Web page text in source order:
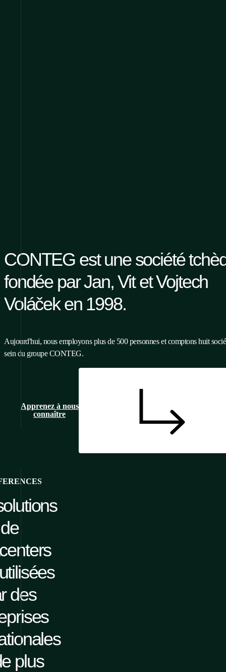
CONTEG est une société
fondée par Jan, Vit et Vojtech
Voláček en 1998.
Aujourd'hui, nous employons plus de 500 personnes et comptons huit
sein du groupe CONTEG.
Apprenez à nous
connaître
de
des
plus